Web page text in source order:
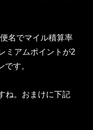
名でマイル積算率
ミアムポイントが2
す。
ね。おまけに下記